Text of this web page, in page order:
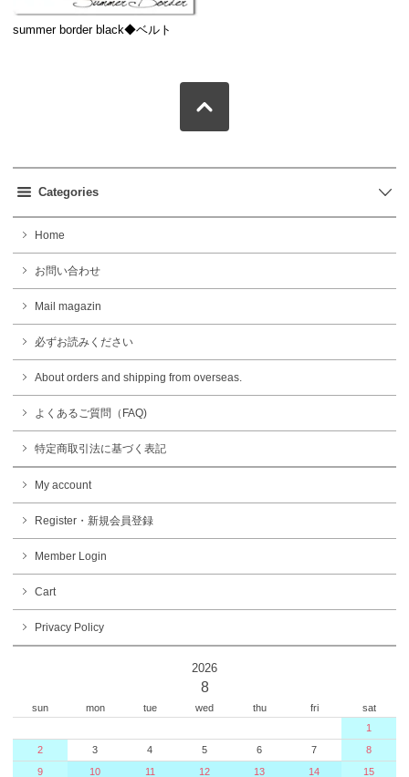
summer border black◆ベルト
Categories
Home
お問い合わせ
Mail magazin
必ずお読みください
About orders and shipping from overseas.
よくあるご質問（FAQ)
特定商取引法に基づく表記
My account
Register・新規会員登録
Member Login
Cart
Privacy Policy
2026
8
sun mon tue wed thu fri
sat
1
2
3 4 5 6 7
8
9
10 11 12 13 14 15